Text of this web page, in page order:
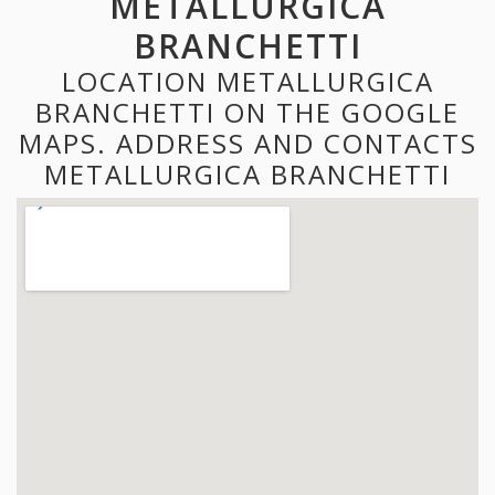
BRANCHETTI
LOCATION METALLURGICA
BRANCHETTI ON THE GOOGLE
MAPS. ADDRESS AND CONTACTS
METALLURGICA BRANCHETTI